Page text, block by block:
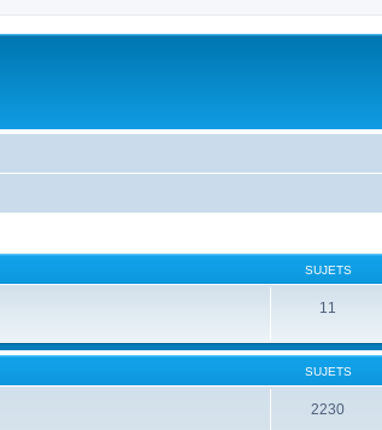
SUJETS
11
SUJETS
2230